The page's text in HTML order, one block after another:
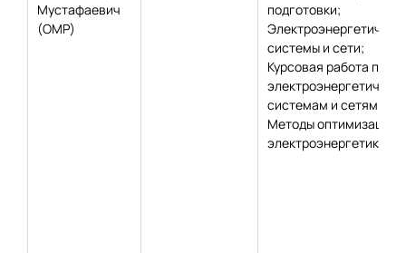
Мустафаевич
(ОМР)
подготовки;
системы и сети;
Курсовая работа по
системам и сетям;
Методы оптимизации
электроэнергетике